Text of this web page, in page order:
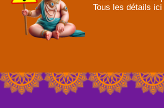
Tous les détails ici